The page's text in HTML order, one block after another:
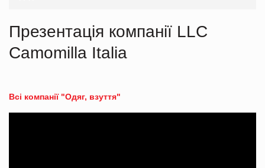
Презентація компанії LLC
Camomilla Italia
Всі компанії "Одяг, взуття"